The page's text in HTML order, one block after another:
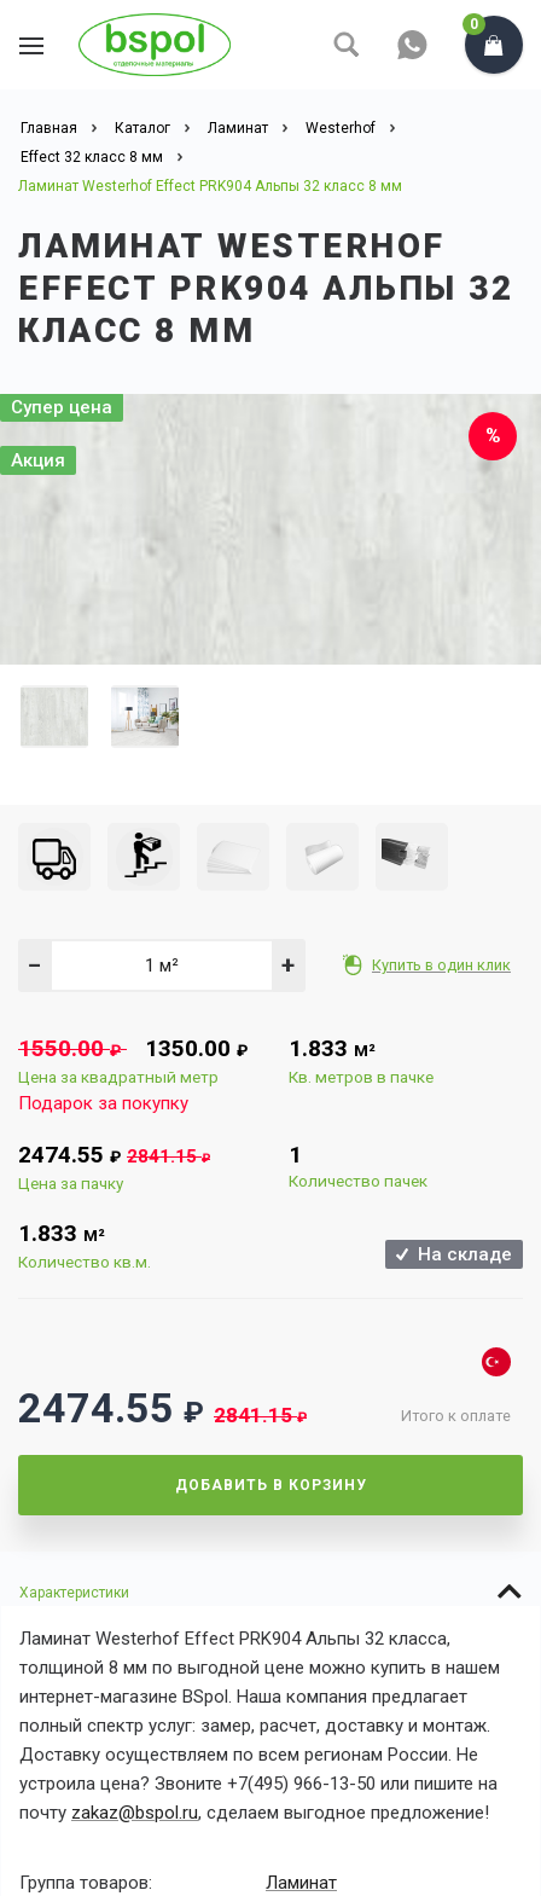
0
Главная Каталог Ламинат
Westerhof
Effect 32 класс 8 мм
Ламинат Westerhof Effect PRK904 Альпы 32 класс 8 мм
ЛАМИНАТ WESTERHOF
EFFECT PRK904 АЛЬПЫ 32
КЛАСС 8 ММ
Супер цена
Акция
Купить в один клик
− +
1550.00 ₽ 1350.00 ₽
Цена за квадратный метр
Подарок за покупку
1.833 М²
Кв. метров в пачке
2474.55 ₽ 2841.15₽
Цена за пачку
1
Количество пачек
1.833 М²
Количество кв.м. На складе
Итого к оплате
2474.55 ₽ 2841.15₽
ДОБАВИТЬ В КОРЗИНУ
Характеристики
Ламинат Westerhof Effect PRK904 Альпы 32 класса,
толщиной 8 мм по выгодной цене можно купить в нашем
интернет-магазине BSpol. Наша компания предлагает
полный спектр услуг: замер, расчет, доставку и монтаж.
Доставку осуществляем по всем регионам России. Не
устроила цена? Звоните +7(495) 966-13-50 или пишите на
почту zakaz@bspol.ru, сделаем выгодное предложение!
Группа товаров: Ламинат